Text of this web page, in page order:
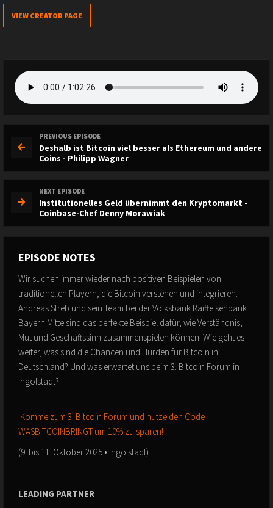
VIEW CREATOR PAGE
PREVIOUS EPISODE
Deshalb ist Bitcoin viel besser als Ethereum und andere
Coins - Philipp Wagner
NEXT EPISODE
Institutionelles Geld übernimmt den Kryptomarkt -
Coinbase-Chef Denny Morawiak
EPISODE NOTES
Wir suchen immer wieder nach positiven Beispielen von
traditionellen Playern, die Bitcoin verstehen und integrieren.
Andreas Streb und sein Team bei der Volksbank Raiffeisenbank
Bayern Mitte sind das perfekte Beispiel dafür, wie Verständnis,
Mut und Geschäftssinn zusammenspielen können. Wie geht es
weiter, was sind die Chancen und Hürden für Bitcoin in
Deutschland? Und was erwartet uns beim 3. Bitcoin Forum in
Ingolstadt?
Komme zum 3. Bitcoin Forum und nutze den Code
WASBITCOINBRINGT um 10% zu sparen!
(9. bis 11. Oktober 2025 • Ingolstadt)
LEADING PARTNER